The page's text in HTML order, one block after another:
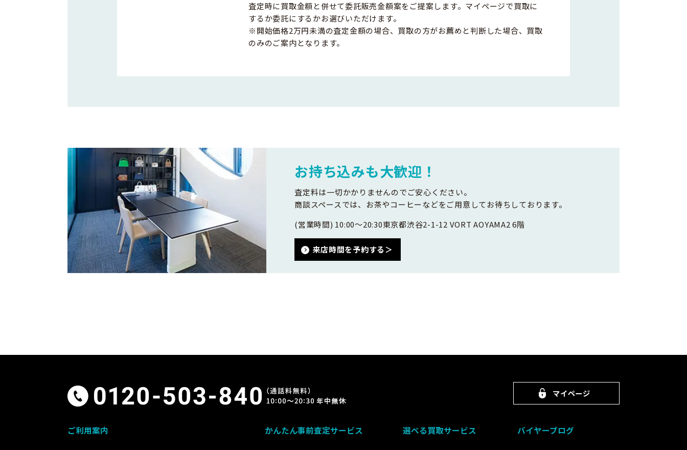
査定時に買取金額と併せて委託販売金額案をご提案します。マイページで買取に
するか委託にするかお選びいただけます。
※開始価格2万円未満の査定金額の場合、買取の方がお薦めと判断した場合、買取
のみのご案内となります。
お持ち込みも大歓迎！
査定料は一切かかりませんのでご安心ください。
商談スペースでは、お茶やコーヒーなどをご用意してお待ちしております。
(営業時間) 10:00～20:30東京都渋谷2-1-12 VORT AOYAMA2 6階
来店時間を予約する＞
マイページ
ご利用案内 かんたん事前査定サービス 選べる買取サービス バイヤーブログ